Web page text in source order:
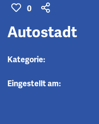
0
Autostadt
Kategorie:
Eingestellt am: